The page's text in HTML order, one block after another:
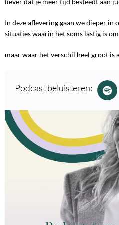
In deze aflevering gaan we dieper in
situaties waarin het soms lastig is
maar waar het verschil heel groot is
Podcast beluisteren: